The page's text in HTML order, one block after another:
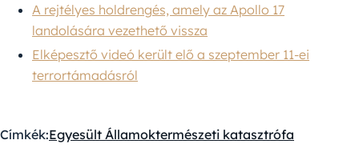
A rejtélyes holdrengés, amely az Apollo 17
landolására vezethető vissza
Elképesztő videó került elő a szeptember 11-ei
terrortámadásról
Címkék:Egyesült Államoktermészeti katasztrófa